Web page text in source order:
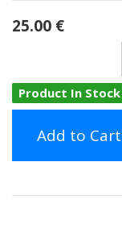
25.00 €
Product In Stock
Add to Cart